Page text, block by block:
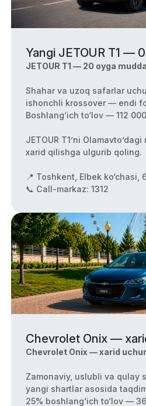
Yangi JETOUR T1 —
to‘lovga
JETOUR T1 — 20 oyga
Shahar va uzoq safarlar
ishonchli krossover — endi
Boshlang‘ich to‘lov — 112
JETOUR T1’ni
xarid qilishga ulgurib qoling.
📍 Toshkent, Elbek ko‘chasi,
📞 Call-markaz: 1312
Chevrolet Onix —
shartlar!
Chevrolet Onix — xarid
Zamonaviy, uslubli va qulay
yangi shartlar asosida
25% boshlang‘ich to‘lov —